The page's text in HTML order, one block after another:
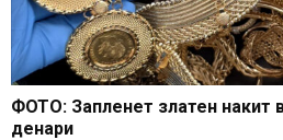
ФОТО: Запленет златен накит
денари